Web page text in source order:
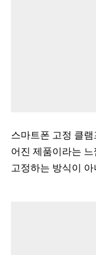
스마트폰 고정 클
어진 제품이라는
고정하는 방식이